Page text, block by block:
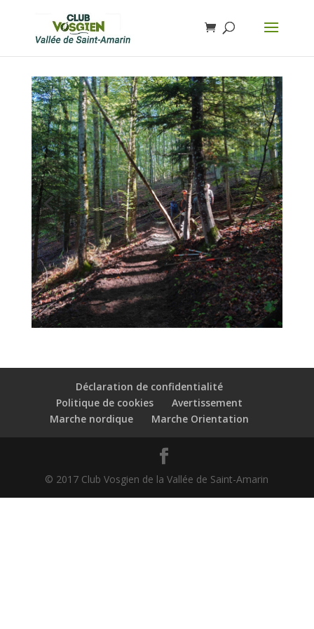
Déclaration de confidentialité
Politique de cookies
Avertissement
Marche nordique
Marche Orientation
© 2017 Club Vosgien de la Vallée de Saint-Amarin